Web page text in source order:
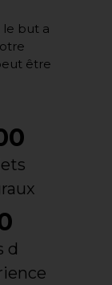
le but a
être
d